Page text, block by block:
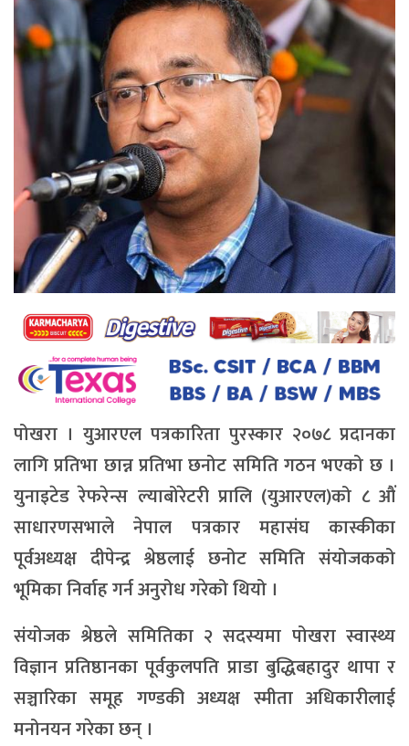
पोखरा । युआरएल पत्रकारिता पुरस्कार २०७८ प्रदानका
लागि प्रतिभा छान्न प्रतिभा छनोट समिति गठन भएको छ ।
युनाइटेड रेफरेन्स ल्याबोरेटरी प्रालि (युआरएल)को ८ औं
साधारणसभाले नेपाल पत्रकार महासंघ कास्कीका
पूर्वअध्यक्ष दीपेन्द्र श्रेष्ठलाई छनोट समिति संयोजकको
भूमिका निर्वाह गर्न अनुरोध गरेको थियो ।
संयोजक श्रेष्ठले समितिका २ सदस्यमा पोखरा स्वास्थ्य
विज्ञान प्रतिष्ठानका पूर्वकुलपति प्राडा बुद्धिबहादुर थापा र
सञ्चारिका समूह गण्डकी अध्यक्ष स्मीता अधिकारीलाई
मनोनयन गरेका छन् ।